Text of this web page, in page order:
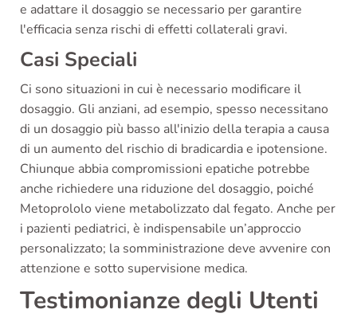
e adattare il dosaggio se necessario per garantire
l'efficacia senza rischi di effetti collaterali gravi.
Casi Speciali
Ci sono situazioni in cui è necessario modificare il
dosaggio. Gli anziani, ad esempio, spesso necessitano
di un dosaggio più basso all'inizio della terapia a causa
di un aumento del rischio di bradicardia e ipotensione.
Chiunque abbia compromissioni epatiche potrebbe
anche richiedere una riduzione del dosaggio, poiché
Metoprololo viene metabolizzato dal fegato. Anche per
i pazienti pediatrici, è indispensabile un’approccio
personalizzato; la somministrazione deve avvenire con
attenzione e sotto supervisione medica.
Testimonianze degli Utenti